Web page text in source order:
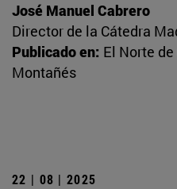
José Manuel Cabrero
Director de la Cátedra
Publicado en: El Norte
Montañés
22 | 08 | 2025